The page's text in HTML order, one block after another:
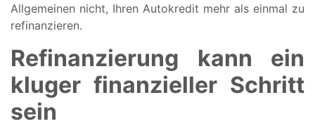
Allgemeinen nicht, Ihren Autokredit mehr als einmal zu
refinanzieren.
Refinanzierung kann ein
kluger finanzieller Schritt
sein